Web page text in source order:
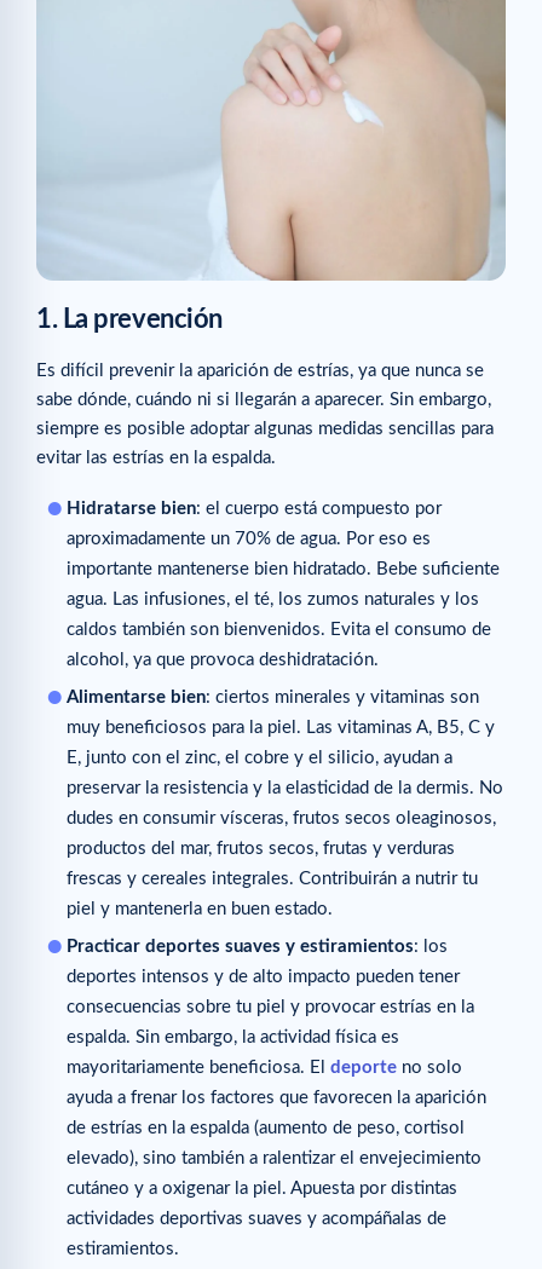
1. La prevención
Es difícil prevenir la aparición de estrías, ya que nunca se
sabe dónde, cuándo ni si llegarán a aparecer. Sin embargo,
siempre es posible adoptar algunas medidas sencillas para
evitar las estrías en la espalda.
Hidratarse bien: el cuerpo está compuesto por
aproximadamente un 70% de agua. Por eso es
importante mantenerse bien hidratado. Bebe suficiente
agua. Las infusiones, el té, los zumos naturales y los
caldos también son bienvenidos. Evita el consumo de
alcohol, ya que provoca deshidratación.
Alimentarse bien: ciertos minerales y vitaminas son
muy beneficiosos para la piel. Las vitaminas A, B5, C y
E, junto con el zinc, el cobre y el silicio, ayudan a
preservar la resistencia y la elasticidad de la dermis. No
dudes en consumir vísceras, frutos secos oleaginosos,
productos del mar, frutos secos, frutas y verduras
frescas y cereales integrales. Contribuirán a nutrir tu
piel y mantenerla en buen estado.
Practicar deportes suaves y estiramientos: los
deportes intensos y de alto impacto pueden tener
consecuencias sobre tu piel y provocar estrías en la
espalda. Sin embargo, la actividad física es
mayoritariamente beneficiosa. El deporte no solo
ayuda a frenar los factores que favorecen la aparición
de estrías en la espalda (aumento de peso, cortisol
elevado), sino también a ralentizar el envejecimiento
cutáneo y a oxigenar la piel. Apuesta por distintas
actividades deportivas suaves y acompáñalas de
estiramientos.